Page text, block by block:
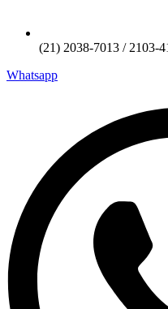
(21) 2038-7013 / 2103-
Whatsapp